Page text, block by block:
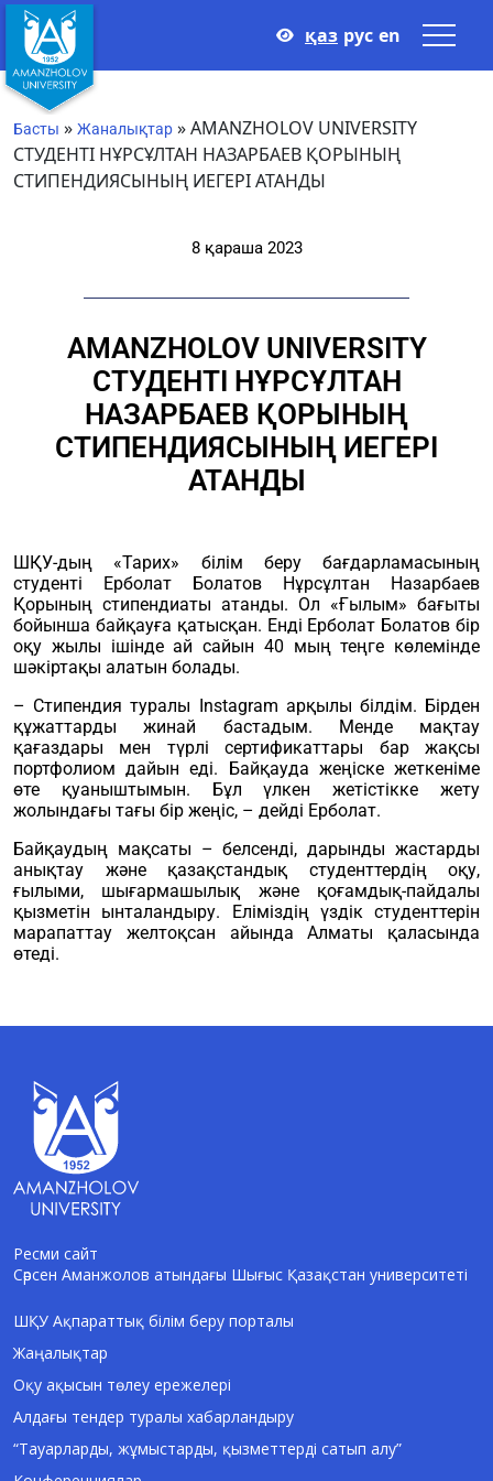
қаз рус en
Басты » Жаналықтар »AMANZHOLOV UNIVERSITY
СТУДЕНТІ НҰРСҰЛТАН НАЗАРБАЕВ ҚОРЫНЫҢ
СТИПЕНДИЯСЫНЫҢ ИЕГЕРІ АТАНДЫ
8 қараша 2023
AMANZHOLOV UNIVERSITY
СТУДЕНТІ НҰРСҰЛТАН
НАЗАРБАЕВ ҚОРЫНЫҢ
СТИПЕНДИЯСЫНЫҢ ИЕГЕРІ
АТАНДЫ
ШҚУ-дың «Тарих» білім беру бағдарламасының
студенті Ерболат Болатов Нұрсұлтан Назарбаев
Қорының стипендиаты атанды. Ол «Ғылым» бағыты
бойынша байқауға қатысқан. Енді Ерболат Болатов бір
оқу жылы ішінде ай сайын 40 мың теңге көлемінде
шәкіртақы алатын болады.
– Стипендия туралы Instagram арқылы білдім. Бірден
құжаттарды жинай бастадым. Менде мақтау
қағаздары мен түрлі сертификаттары бар жақсы
портфолиом дайын еді. Байқауда жеңіске жеткеніме
өте қуаныштымын. Бұл үлкен жетістікке жету
жолындағы тағы бір жеңіс, – дейді Ерболат.
Байқаудың мақсаты – белсенді, дарынды жастарды
анықтау және қазақстандық студенттердің оқу,
ғылыми, шығармашылық және қоғамдық-пайдалы
қызметін ынталандыру. Еліміздің үздік студенттерін
марапаттау желтоқсан айында Алматы қаласында
өтеді.
Ресми сайт
Сәрсен Аманжолов атындағы Шығыс Қазақстан университеті
ШҚУ Ақпараттық білім беру порталы
Жаңалықтар
Оқу ақысын төлеу ережелері
Алдағы тендер туралы хабарландыру
“Тауарларды, жұмыстарды, қызметтерді сатып алу”
AI-Talapker
Сәлем! Мен AI-Talapker — Сәрсен
Аманжолов атындағы Шығыс Қазақстан
университеті (ШҚУ) көмекшісімін.
Бакалавриат, магистратура, докторантура